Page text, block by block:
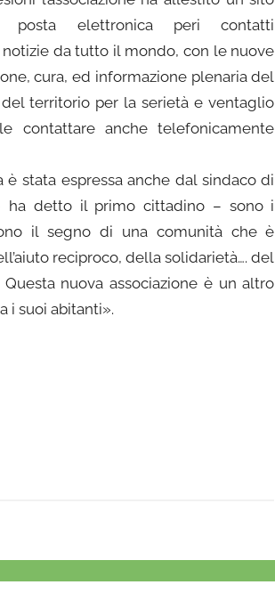
elettronica peri contatti
da tutto il mondo, con le nuove
cura, ed informazione plenaria del
territorio per la serietà e ventaglio
contattare anche telefonicamente
stata espressa anche dal sindaco di
ha detto il primo cittadino – sono i
il segno di una comunità che è
reciproco, della solidarietà…. del
nuova associazione è un altro
i suoi abitanti».